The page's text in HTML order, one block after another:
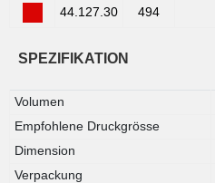
44.127.30
494
SPEZIFIKATION
Volumen
Empfohlene Druckgrösse
Dimension
Verpackung